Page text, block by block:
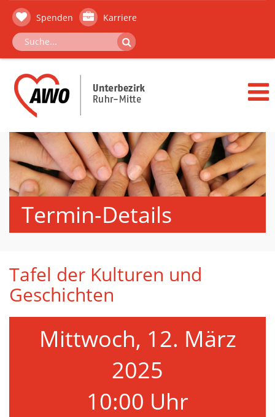
Spenden Karriere
Termin-Details
Tafel der Kulturen und
Geschichten
Mittwoch, 12. März
2025
10:00 Uhr